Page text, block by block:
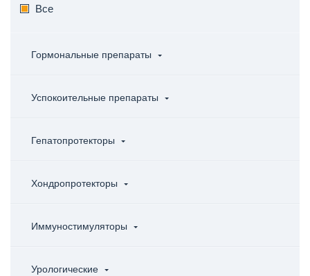
Все
Гормональные препараты
Успокоительные препараты
Гепатопротекторы
Хондропротекторы
Иммуностимуляторы
Урологические